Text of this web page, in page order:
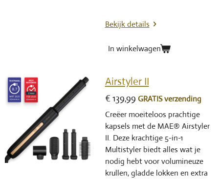
Bekijk details
In winkelwagen
Airstyler II
€ 139,99 GRATIS verzending
Creëer moeiteloos prachtige
kapsels met de MAE® Airstyler
II. Deze krachtige 5-in-1
Multistyler biedt alles wat je
nodig hebt voor volumineuze
krullen, gladde lokken en extra